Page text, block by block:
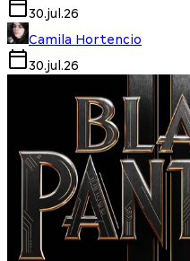
30.jul.26
Camila Hortencio
30.jul.26